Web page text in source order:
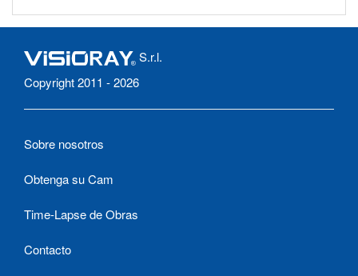
S.r.l.
Copyright 2011 - 2026
Sobre nosotros
Obtenga su Cam
Time-Lapse de Obras
Contacto